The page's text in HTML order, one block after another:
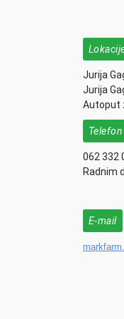
Jurija
Jurija
Autoput
Telefon
062 332
Radnim
E-mail